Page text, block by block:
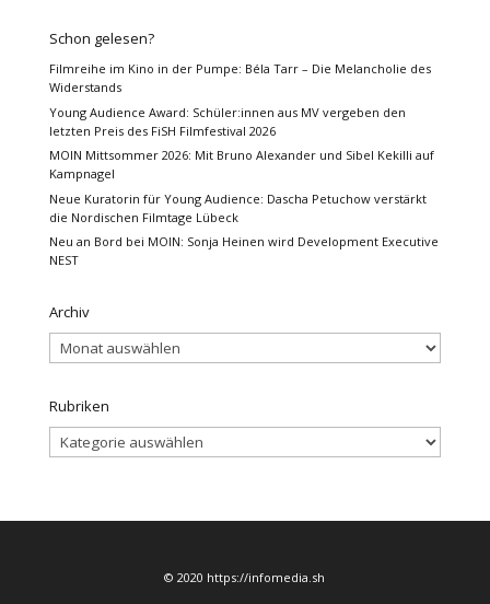
Schon gelesen?
Filmreihe im Kino in der Pumpe: Béla Tarr – Die Melancholie des
Widerstands
Young Audience Award: Schüler:innen aus MV vergeben den
letzten Preis des FiSH Filmfestival 2026
MOIN Mittsommer 2026: Mit Bruno Alexander und Sibel Kekilli auf
Kampnagel
Neue Kuratorin für Young Audience: Dascha Petuchow verstärkt
die Nordischen Filmtage Lübeck
Neu an Bord bei MOIN: Sonja Heinen wird Development Executive
NEST
Archiv
Archiv
Rubriken
Rubriken
© 2020 https://infomedia.sh